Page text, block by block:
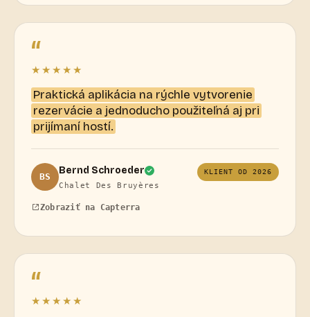
“
★★★★★
Praktická aplikácia na rýchle vytvorenie
rezervácie a jednoducho použiteľná aj pri
prijímaní hostí.
BS
Bernd Schroeder
Chalet Des Bruyères
KLIENT OD 2026
Zobraziť na Capterra
“
★★★★★